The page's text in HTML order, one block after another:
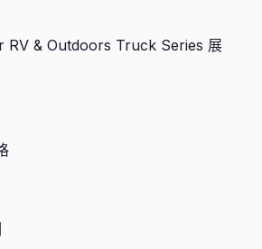
RV & Outdoors Truck Series 展